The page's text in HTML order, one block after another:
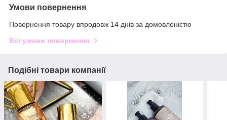
Умови повернення
Повернення товару впродовж 14 днів за домовленістю
Всі умови повернення
Подібні товари компанії